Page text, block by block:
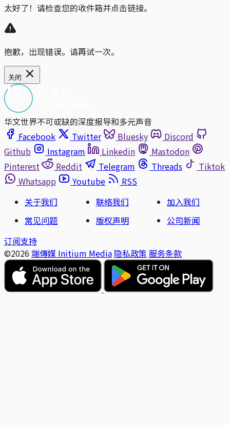
太好了！请检查您的收件箱并点击链接。
抱歉，出现错误。请再试一次。
关闭
华文世界不可或缺的深度报导和多元声音
Facebook
Twitter Bluesky
Discord
Github
Instagram Linkedin
Mastodon
Pinterest
Reddit Telegram Threads
Tiktok
Whatsapp
Youtube
RSS
关于我们
联络我们
加入我们
常见问题
版权声明
公司新闻
订阅支持
©2026 端傳媒 Initium Media 隐私政策 服务条款